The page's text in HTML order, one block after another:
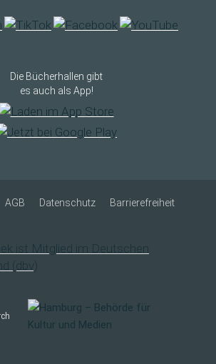
Die Bücherhallen gibt
es auch als App!
AGB Datenschutz Barrierefreiheit